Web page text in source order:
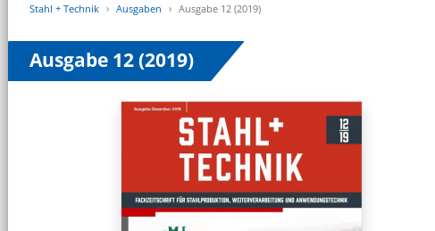
Stahl + Technik Ausgaben Ausgabe 12 (2019)
Ausgabe 12 (2019)